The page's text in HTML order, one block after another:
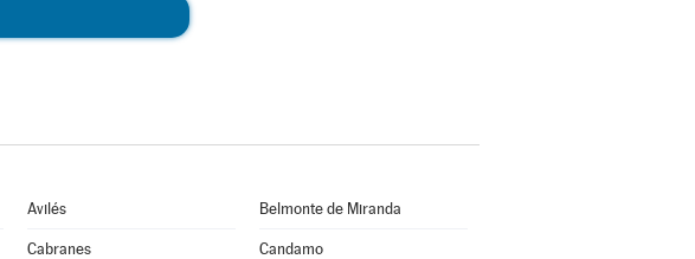
Avilés Belmonte de Miranda
Cabranes Candamo